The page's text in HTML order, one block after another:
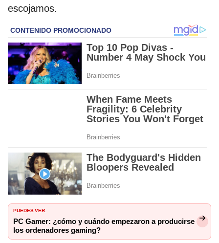
escojamos.
PUEDES VER:
PC Gamer: ¿cómo y cuándo empezaron a producirse
los ordenadores gaming?